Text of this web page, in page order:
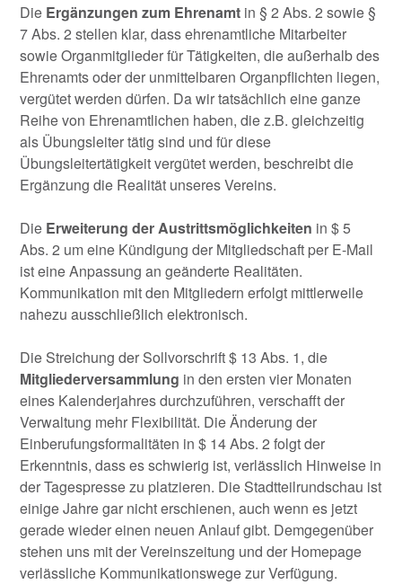
Die Ergänzungen zum Ehrenamt in § 2 Abs. 2 sowie §
7 Abs. 2 stellen klar, dass ehrenamtliche Mitarbeiter
sowie Organmitglieder für Tätigkeiten, die außerhalb des
Ehrenamts oder der unmittelbaren Organpflichten liegen,
vergütet werden dürfen. Da wir tatsächlich eine ganze
Reihe von Ehrenamtlichen haben, die z.B. gleichzeitig
als Übungsleiter tätig sind und für diese
Übungsleitertätigkeit vergütet werden, beschreibt die
Ergänzung die Realität unseres Vereins.
Die Erweiterung der Austrittsmöglichkeiten in $ 5
Abs. 2 um eine Kündigung der Mitgliedschaft per E-Mail
ist eine Anpassung an geänderte Realitäten.
Kommunikation mit den Mitgliedern erfolgt mittlerweile
nahezu ausschließlich elektronisch.
Die Streichung der Sollvorschrift $ 13 Abs. 1, die
Mitgliederversammlung in den ersten vier Monaten
eines Kalenderjahres durchzuführen, verschafft der
Verwaltung mehr Flexibilität. Die Änderung der
Einberufungsformalitäten in $ 14 Abs. 2 folgt der
Erkenntnis, dass es schwierig ist, verlässlich Hinweise in
der Tagespresse zu platzieren. Die Stadtteilrundschau ist
einige Jahre gar nicht erschienen, auch wenn es jetzt
gerade wieder einen neuen Anlauf gibt. Demgegenüber
stehen uns mit der Vereinszeitung und der Homepage
verlässliche Kommunikationswege zur Verfügung.